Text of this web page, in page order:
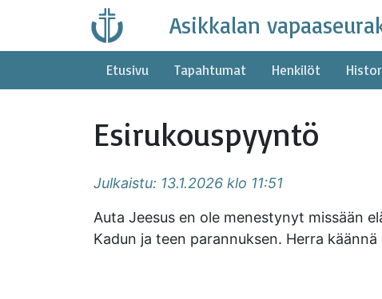
content
Asikkalan
Etusivu Tapahtumat Henkilöt
Esirukouspyyntö
Julkaistu: 13.1.2026 klo 11:51
Auta Jeesus en ole menestynyt missään
Kadun ja teen parannuksen. Herra